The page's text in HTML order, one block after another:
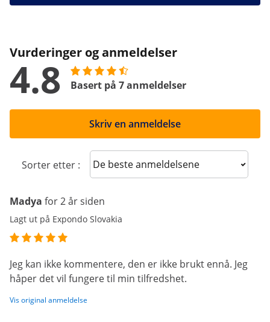
Vurderinger og anmeldelser
4.8 Basert på 7 anmeldelser
Skriv en anmeldelse
Sorter etter : Sort reviews
Madya for 2 år siden
Lagt ut på Expondo Slovakia
Jeg kan ikke kommentere, den er ikke brukt ennå. Jeg
håper det vil fungere til min tilfredshet.
Vis original anmeldelse